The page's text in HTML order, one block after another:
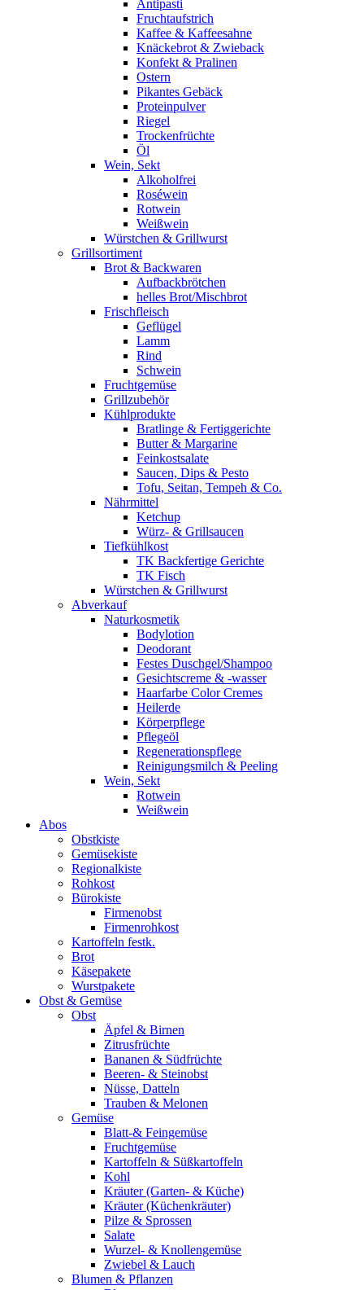
Antipasti
Fruchtaufstrich
Kaffee & Kaffeesahne
Knäckebrot & Zwieback
Konfekt & Pralinen
Ostern
Pikantes Gebäck
Proteinpulver
Riegel
Trockenfrüchte
Öl
Wein, Sekt
Alkoholfrei
Roséwein
Rotwein
Weißwein
Würstchen & Grillwurst
Grillsortiment
Brot & Backwaren
Aufbackbrötchen
helles Brot/Mischbrot
Frischfleisch
Geflügel
Lamm
Rind
Schwein
Fruchtgemüse
Grillzubehör
Kühlprodukte
Bratlinge & Fertiggerichte
Butter & Margarine
Feinkostsalate
Saucen, Dips & Pesto
Tofu, Seitan, Tempeh & Co.
Nährmittel
Ketchup
Würz- & Grillsaucen
Tiefkühlkost
TK Backfertige Gerichte
TK Fisch
Würstchen & Grillwurst
Abverkauf
Naturkosmetik
Bodylotion
Deodorant
Festes Duschgel/Shampoo
Gesichtscreme & -wasser
Haarfarbe Color Cremes
Heilerde
Körperpflege
Pflegeöl
Regenerationspflege
Reinigungsmilch & Peeling
Wein, Sekt
Rotwein
Weißwein
Abos
Obstkiste
Gemüsekiste
Regionalkiste
Rohkost
Bürokiste
Firmenobst
Firmenrohkost
Kartoffeln festk.
Brot
Käsepakete
Wurstpakete
Obst & Gemüse
Obst
Äpfel & Birnen
Zitrusfrüchte
Bananen & Südfrüchte
Beeren- & Steinobst
Nüsse, Datteln
Trauben & Melonen
Gemüse
Blatt-& Feingemüse
Fruchtgemüse
Kartoffeln & Süßkartoffeln
Kohl
Kräuter (Garten- & Küche)
Kräuter (Küchenkräuter)
Pilze & Sprossen
Salate
Wurzel- & Knollengemüse
Zwiebel & Lauch
Blumen & Pflanzen